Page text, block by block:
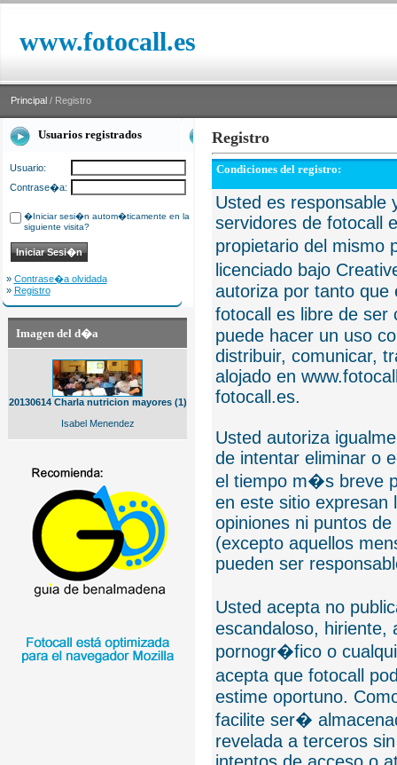
www.fotocall.es
Principal / Registro
Usuarios registrados
Usuario:
Contrase�a:
�Iniciar sesi�n autom�ticamente en la
siguiente visita?
» Contrase�a olvidada
» Registro
Imagen del d�a
20130614 Charla nutricion mayores (1)
Isabel Menendez
Registro
Condiciones del registro:
Usted es responsable
servidores de fotocall
propietario del mismo
licenciado bajo
autoriza por tanto que
fotocall es libre de
puede hacer un uso
distribuir, comunicar,
alojado en
fotocall.es.
Usted autoriza
de intentar eliminar o
el tiempo m�s breve
en este sitio expresan
opiniones ni puntos
(excepto aquellos
pueden ser
Usted acepta no
escandaloso, hiriente,
pornogr�fico o
acepta que fotocall
estime oportuno.
facilite ser�
revelada a terceros